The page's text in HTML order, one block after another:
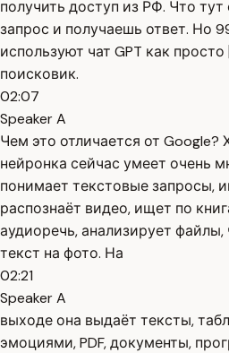
получить доступ из РФ. Что
запрос и получаешь ответ. Но
используют чат GPT как
поисковик.
02:07
Speaker A
Чем это отличается от Google?
нейронка сейчас умеет очень
понимает текстовые запросы,
распознаёт видео, ищет по
аудиоречь, анализирует файлы,
текст на фото. На
02:21
Speaker A
выходе она выдаёт тексты,
эмоциями, PDF, документы,